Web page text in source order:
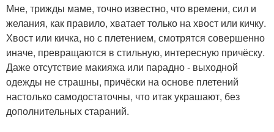
Мне, трижды маме, точно известно, что времени, сил и
желания, как правило, хватает только на хвост или кичку.
Хвост или кичка, но с плетением, смотрятся совершенно
иначе, превращаются в стильную, интересную причёску.
Даже отсутствие макияжа или парадно - выходной
одежды не страшны, причёски на основе плетений
настолько самодостаточны, что итак украшают, без
дополнительных стараний.